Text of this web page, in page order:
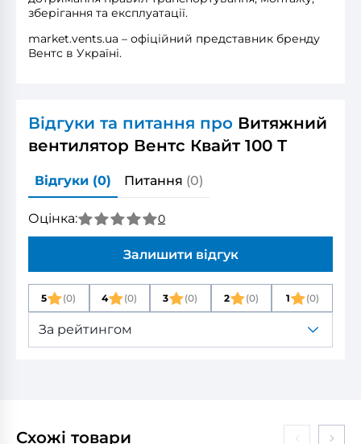
зберігання та експлуатації.
market.vents.ua – офіційний представник бренду
Вентс в Україні.
Відгуки та питання про Витяжний
вентилятор Вентс Квайт 100 Т
Відгуки (0) Питання (0)
Оцінка: 0
Залишити відгук
5 (0) 4 (0) 3 (0) 2 (0) 1 (0)
За рейтингом
Схожі товари